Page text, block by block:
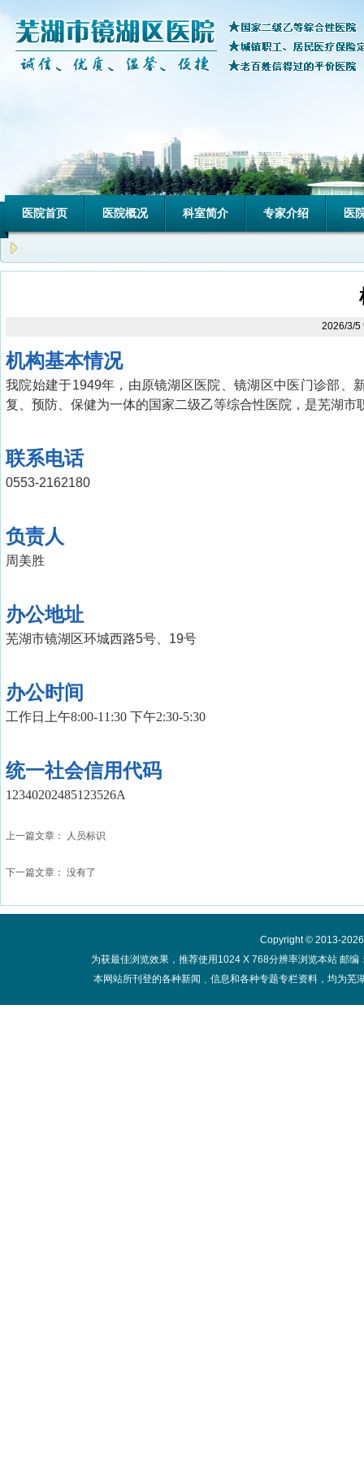
医院首页 医院概况 科室简介 专家介绍 医
2026/3/5
机构基本情况
我院始建于1949年，由原镜湖区医院、镜湖区中医门诊部、
复、预防、保健为一体的国家二级乙等综合性医院，是芜湖
联系电话
0553-2162180
负责人
周美胜
办公地址
芜湖市镜湖区环城西路5号、19号
办公时间
工作日上午8:00-11:30 下午2:30-5:30
统一社会信用代码
12340202485123526A
上一篇文章： 人员标识
下一篇文章： 没有了
Copyright © 2013-
为获最佳浏览效果，推荐使用1024 X 768分辨率浏览本站 邮
本网站所刊登的各种新闻﹑信息和各种专题专栏资料，均为